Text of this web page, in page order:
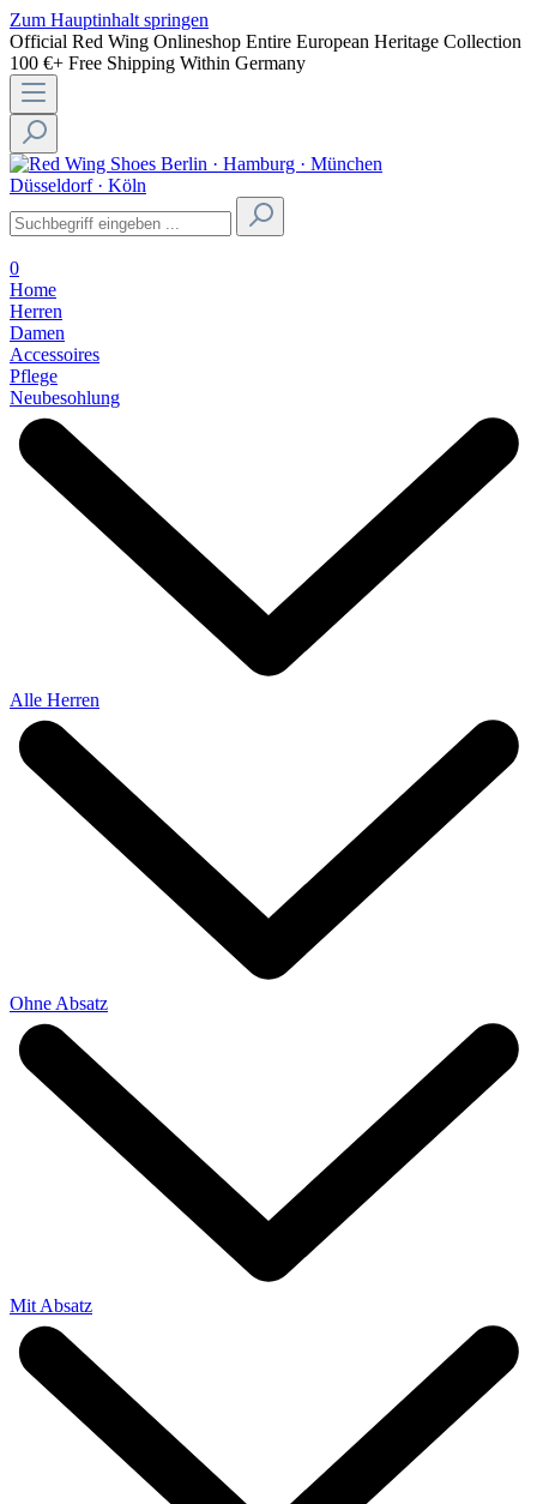
Zum Hauptinhalt springen
Official Red Wing Onlineshop Entire European Heritage Collection
100 €+ Free Shipping Within Germany
Berlin · Hamburg · München
Düsseldorf · Köln
0
Home
Herren
Damen
Accessoires
Pflege
Neubesohlung
Alle Herren
Ohne Absatz
Mit Absatz